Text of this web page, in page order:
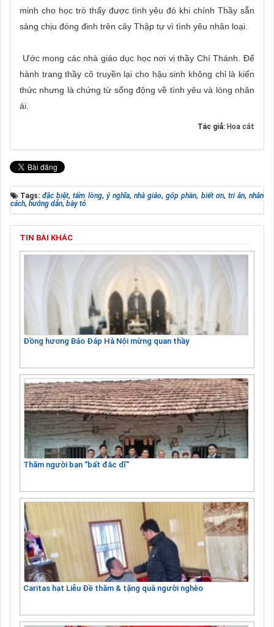
minh cho học trò thấy được tình yêu đó khi chính Thầy sẵn
sàng chịu đóng đinh trên cây Thập tự vì tình yêu nhân loại.
Ước mong các nhà giáo dục học nơi vị thầy Chí Thánh. Để
hành trang thầy cô truyền lại cho hậu sinh không chỉ là kiến
thức nhưng là chứng từ sống động về tình yêu và lòng nhân
ái.
Tác giả: Hoa cát
Tags:đặc biệt,tấm lòng, ý nghĩa, nhà giáo,góp phần, biết ơn, tri ân,nhân
cách, hướng dẫn, bày tỏ
TIN BÀI KHÁC
Đồng hương Báo Đáp Hà Nội mừng quan thầy
Thăm người bạn “bất đắc dĩ”
Caritas hạt Liễu Đề thăm & tặng quà người nghèo